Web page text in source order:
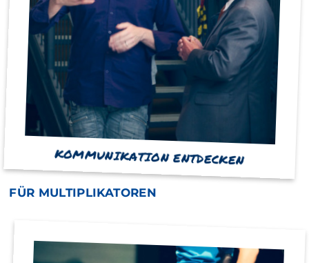
KOMMUNIKATION ENTDECKEN
FÜR MULTIPLIKATOREN